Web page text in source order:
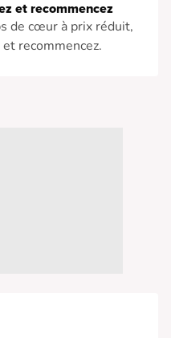
et recommencez
de cœur à prix réduit,
recommencez.